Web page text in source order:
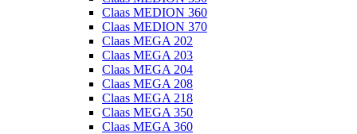
Claas MEDION 360
Claas MEDION 370
Claas MEGA 202
Claas MEGA 203
Claas MEGA 204
Claas MEGA 208
Claas MEGA 218
Claas MEGA 350
Claas MEGA 360